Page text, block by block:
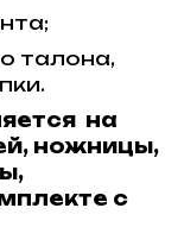
талона,
на
ножницы,
с